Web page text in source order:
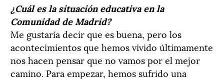
¿Cuál es la situación educativa en la
Comunidad de Madrid?
Me gustaría decir que es buena, pero los
acontecimientos que hemos vivido últimamente
nos hacen pensar que no vamos por el mejor
camino. Para empezar, hemos sufrido una